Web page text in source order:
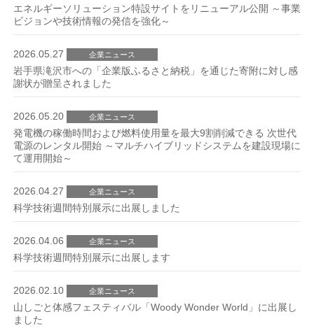
エネルギーソリューション特設サイトをリニューアル公開 ～事業
ビジョンや技術情報の発信を強化～
2026.05.27 企業ニュース
岩手県滝沢市への「企業版ふるさと納税」を通じた寄附に対し感
謝状が贈呈されました
2026.05.20 企業ニュース
発電機の稼働時間および燃料使用量を最大9割削減できる 次世代
電源のレンタル開始 ～マルチハイブリッドシステムを建設現場に
て運用開始～
2026.04.27 企業ニュース
科学技術週間特別展示に出展しました
2026.04.06 企業ニュース
科学技術週間特別展示に出展します
2026.02.10 企業ニュース
山しごと体感フェスティバル「Woody Wonder World」に出展し
ました